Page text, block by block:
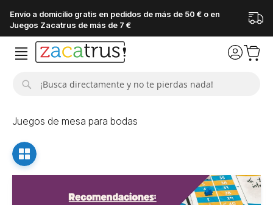
Envío a domicilio gratis en pedidos de más de 50 € o en
Juegos Zacatrus de más de 7 €
Juegos de mesa para bodas